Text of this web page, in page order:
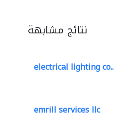
نتائج مشابهة
electrical lighting co..
emrill services llc